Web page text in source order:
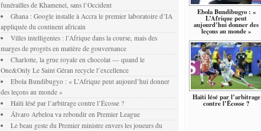
funérailles de Khamenei, sans l’Occident
Ghana : Google installe à Accra le premier laboratoire d’IA
appliquée du continent africain
Villes intelligentes : l’Afrique dans la course, mais des
marges de progrès en matière de gouvernance
Charlotte, la grue royale en chocolat — quand le
One&Only Le Saint Géran recycle l’excellence
Ebola Bundibugyo : « L’Afrique peut aujourd’hui donner
des leçons au monde »
Haïti lésé par l’arbitrage contre l’Écosse ?
Álvaro Arbeloa va rebondir en Premier League
Le beau geste du Premier ministre envers les joueurs du
Ebola Bundibugyo : «
L’Afrique peut
aujourd’hui donner des
leçons au monde »
Haïti lésé par l’arbitrage
contre l’Écosse ?